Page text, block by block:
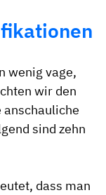
wenig vage,
wir den
sind zehn
dass man